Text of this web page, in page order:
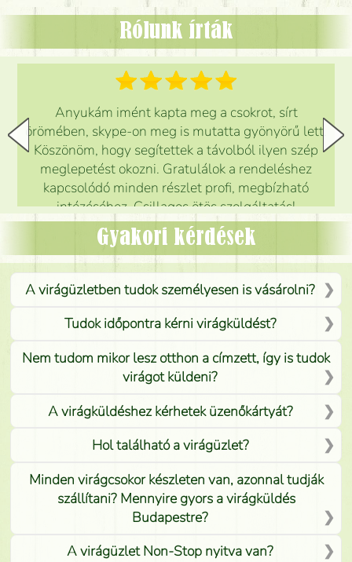
Rólunk írták
Anyukám imént kapta meg a csokrot, sírt
örömében, skype-on meg is mutatta gyönyörű lett.
Köszönöm, hogy segítettek a távolból ilyen szép
meglepetést okozni. Gratulálok a rendeléshez
kapcsolódó minden részlet profi, megbízható
intézéséhez. Csillagos ötös szolgáltatás!
Mónika
Gyakori kérdések
A virágüzletben tudok személyesen is vásárolni?
Tudok időpontra kérni virágküldést?
Nem tudom mikor lesz otthon a címzett, így is tudok
virágot küldeni?
A virágküldéshez kérhetek üzenőkártyát?
Hol található a virágüzlet?
Minden virágcsokor készleten van, azonnal tudják
szállítani? Mennyire gyors a virágküldés
Budapestre?
A virágüzlet Non-Stop nyitva van?